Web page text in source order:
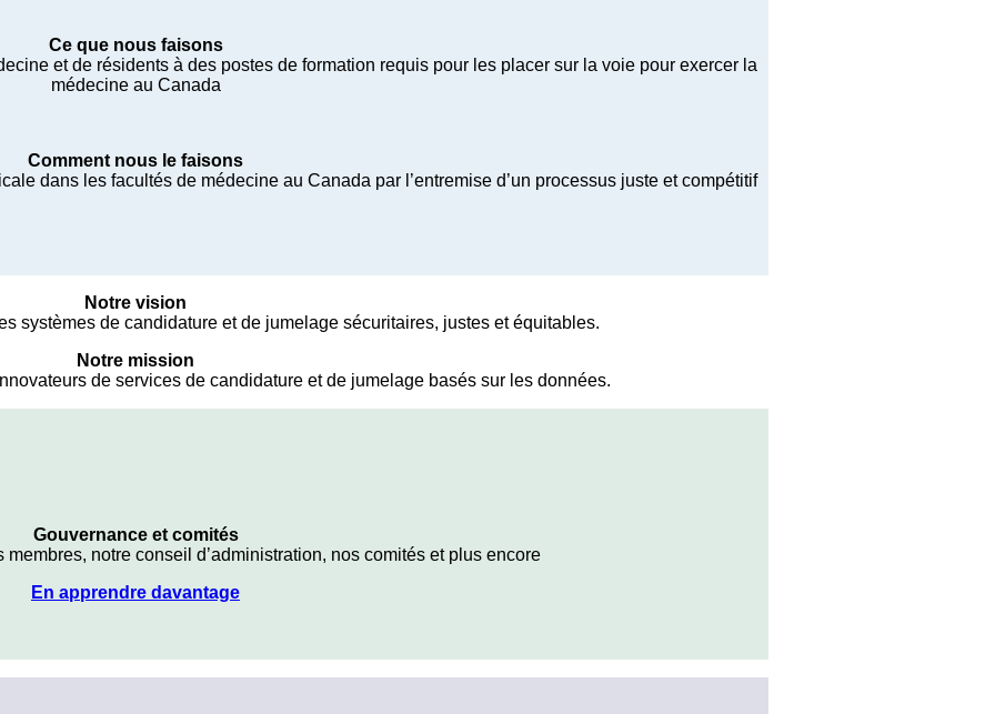
Ce que nous faisons
et de résidents à des postes de formation requis pour les placer sur la voie pour exercer la
médecine au Canada
Comment nous le faisons
dans les facultés de médecine au Canada par l’entremise d’un processus juste et compétitif
Notre vision
systèmes de candidature et de jumelage sécuritaires, justes et équitables.
Notre mission
de services de candidature et de jumelage basés sur les données.
Gouvernance et comités
notre conseil d’administration, nos comités et plus encore
En apprendre davantage